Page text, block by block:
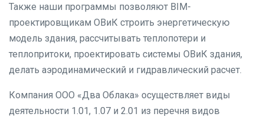
Также наши программы позволяют BIM-
проектировщикам ОВиК строить энергетическую
модель здания, рассчитывать теплопотери и
теплопритоки, проектировать системы ОВиК здания,
делать аэродинамический и гидравлический расчет.
Компания ООО «Два Облака» осуществляет виды
деятельности 1.01, 1.07 и 2.01 из перечня видов